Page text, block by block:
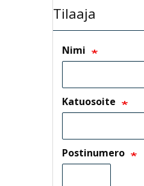
Tilaaja
Nimi
Katuosoite
Postinumero